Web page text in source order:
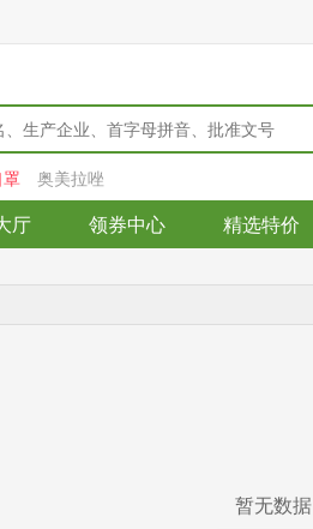
罩 奥美拉唑
厅 领券中心 精选特价
暂无数据